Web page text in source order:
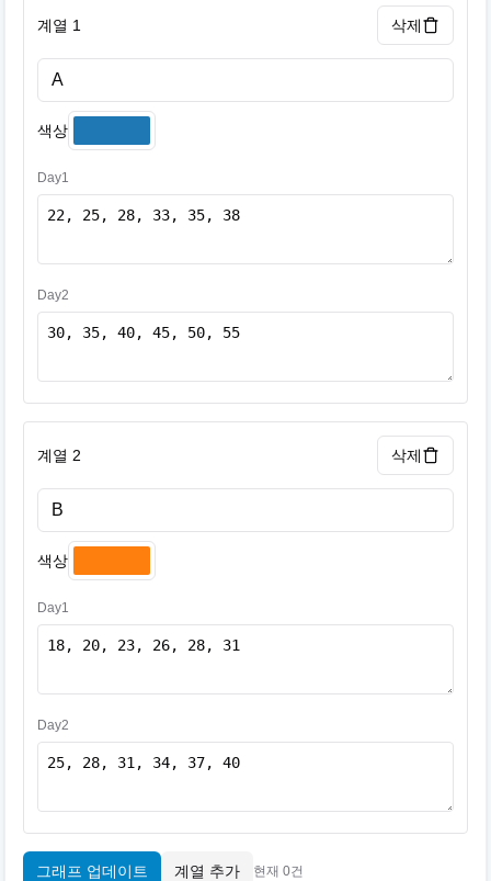
계열 1 삭제
색상
Day1
Day2
계열 2 삭제
색상
Day1
Day2
그래프 업데이트 계열 추가 현재 0건